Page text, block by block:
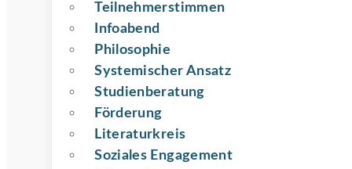
Teilnehmer­stimmen
Infoabend
Philosophie
Systemischer Ansatz
Studienberatung
Förderung
Literaturkreis
Soziales Engagement